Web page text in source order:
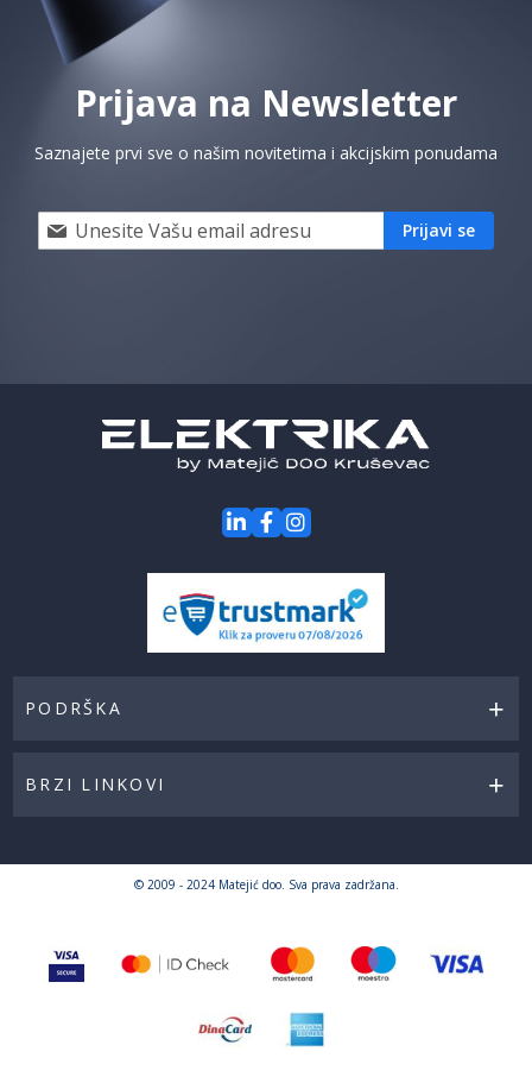
Prijava na Newsletter
Saznajete prvi sve o našim novitetima i akcijskim ponudama
Prijavi
se
akcije
Prijavi se
PODRŠKA
BRZI LINKOVI
© 2009 - 2024 Matejić doo. Sva prava zadržana.